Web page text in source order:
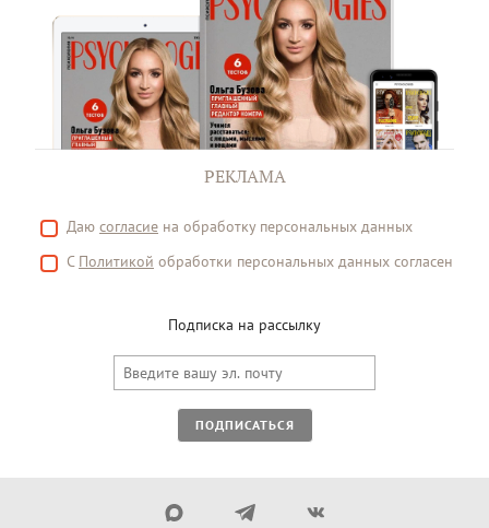
РЕКЛАМА
Даю согласие на обработку персональных данных
С Политикой обработки персональных данных согласен
Подписка на рассылку
ПОДПИСАТЬСЯ